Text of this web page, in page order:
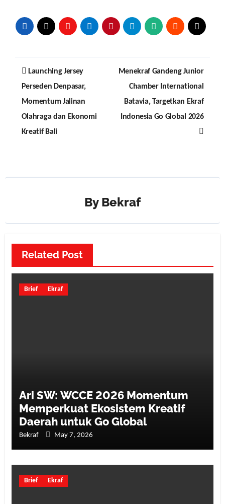
Post
navigation
Launching Jersey
Perseden Denpasar,
Momentum Jalinan
Olahraga dan Ekonomi
Kreatif Bali
Menekraf Gandeng Junior
Chamber International
Batavia, Targetkan Ekraf
Indonesia Go Global 2026
By Bekraf
Related Post
Brief Ekraf
Ari SW: WCCE 2026 Momentum
Memperkuat Ekosistem Kreatif
Daerah untuk Go Global
Bekraf May 7, 2026
Brief Ekraf